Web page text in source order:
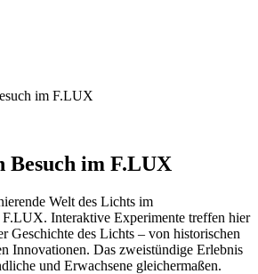
im F.LUX
Besuch im F.LUX
Welt des Lichts im
F.LUX. Interaktive Experimente treffen hier
Geschichte des Lichts – von historischen
Innovationen. Das zweistündige Erlebnis
und Erwachsene gleichermaßen.